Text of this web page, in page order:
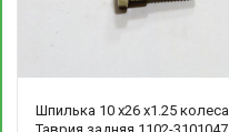
Шпилька 10 х26 х1.25 колеса